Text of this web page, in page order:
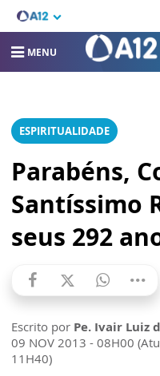
MENU
ESPIRITUALIDADE
Parabéns,
Santíssimo
seus 292
Escrito por Pe. Ivair Luiz
09 NOV 2013 - 08H00
11H40)